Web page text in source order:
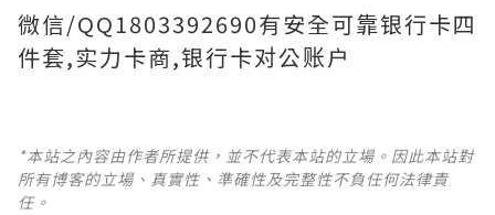
微信/QQ1803392690有安全可靠银行卡四
件套,实力卡商,银行卡对公账户
*本站之內容由作者所提供，並不代表本站的立場。因此本站對
所有博客的立場、真實性、準確性及完整性不負任何法律責
任。